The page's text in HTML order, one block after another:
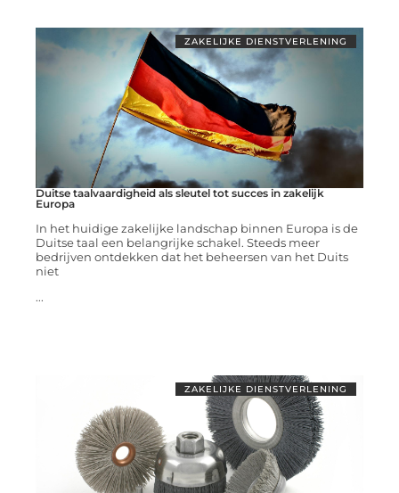
ZAKELIJKE DIENSTVERLENING
Duitse taalvaardigheid als sleutel tot succes in zakelijk
Europa
In het huidige zakelijke landschap binnen Europa is de
Duitse taal een belangrijke schakel. Steeds meer
bedrijven ontdekken dat het beheersen van het Duits
niet
...
ZAKELIJKE DIENSTVERLENING